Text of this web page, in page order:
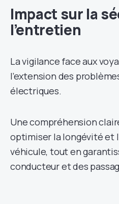
Impact sur la
l’entretien
La vigilance face aux
l’extension des
électriques.
Une compréhension
optimiser la longévité et
véhicule, tout en
conducteur et des